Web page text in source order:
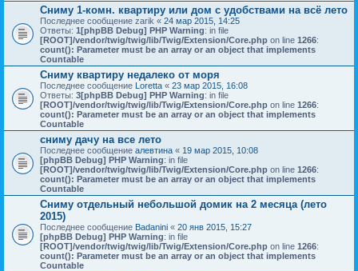
Сниму 1-комн. квартиру или дом с удобствами на всё лето
Последнее сообщение zarik « 24 мар 2015, 14:25
Ответы: 1[phpBB Debug] PHP Warning: in file
[ROOT]/vendor/twig/twig/lib/Twig/Extension/Core.php on line 1266:
count(): Parameter must be an array or an object that implements
Countable
Сниму квартиру недалеко от моря
Последнее сообщение Loretta « 23 мар 2015, 16:08
Ответы: 3[phpBB Debug] PHP Warning: in file
[ROOT]/vendor/twig/twig/lib/Twig/Extension/Core.php on line 1266:
count(): Parameter must be an array or an object that implements
Countable
сниму дачу на все лето
Последнее сообщение алевтина « 19 мар 2015, 10:08
[phpBB Debug] PHP Warning: in file
[ROOT]/vendor/twig/twig/lib/Twig/Extension/Core.php on line 1266:
count(): Parameter must be an array or an object that implements
Countable
Сниму отдельный небольшой домик на 2 месяца (лето
2015)
Последнее сообщение Badanini « 20 янв 2015, 15:27
[phpBB Debug] PHP Warning: in file
[ROOT]/vendor/twig/twig/lib/Twig/Extension/Core.php on line 1266:
count(): Parameter must be an array or an object that implements
Countable